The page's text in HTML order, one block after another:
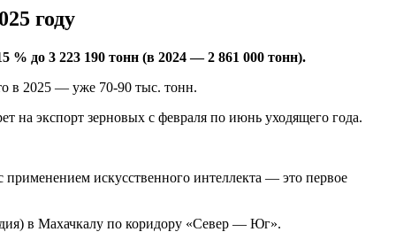
году
% до 3 223 190 тонн (в 2024 — 2 861 000 тонн).
в 2025 — уже 70-90 тыс. тонн.
на экспорт зерновых с февраля по июнь уходящего года.
применением искусственного интеллекта — это первое
в Махачкалу по коридору «Север — Юг».